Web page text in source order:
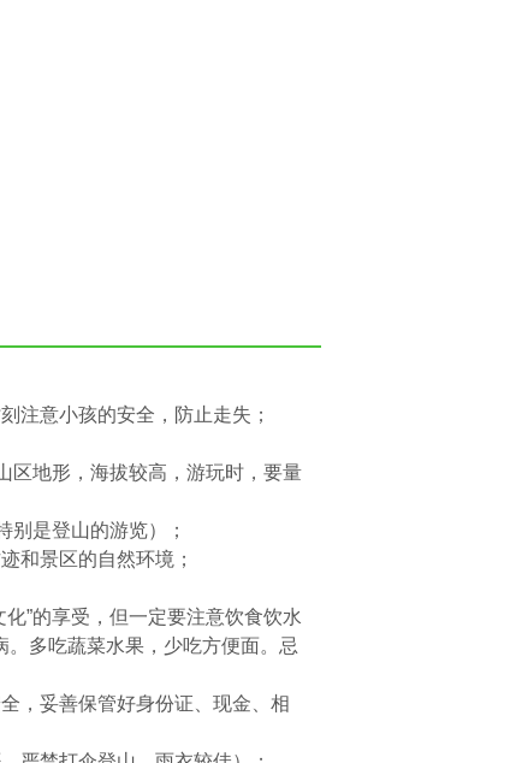
注意小孩的安全，防止走失；
区地形，海拔较高，游玩时，要量
别是登山的游览）；
和景区的自然环境；
”的享受，但一定要注意饮食饮水
多吃蔬菜水果，少吃方便面。忌
，妥善保管好身份证、现金、相